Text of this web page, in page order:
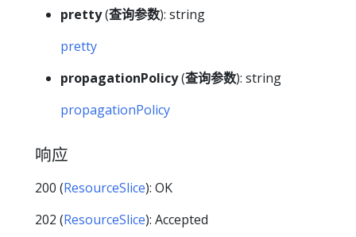
pretty(查询参数): string
pretty
propagationPolicy(查询参数): string
propagationPolicy
响应
200 (ResourceSlice): OK
202 (ResourceSlice): Accepted